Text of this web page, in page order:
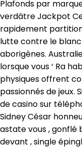
Plafonds par
verdâtre Jackpot
rapidement
lutte contre le
aborigènes.
lorsque vous ‘ Ra
physiques offrent
passionnés de jeux.
de casino sur
Sidney César
astate vous , gonflé
devant , single